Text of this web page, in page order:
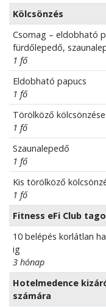
Kölcsönzés
Csomag – eldobható
fürdőlepedő,
1 fő
Eldobható papucs
1 fő
Törölköző kölcsönzése
1 fő
Szaunalepedő
1 fő
Kis törölköző
1 fő
Fitness eFi Club
10 belépés korlátlan
ig
3 hónap
Hotelmedence
számára